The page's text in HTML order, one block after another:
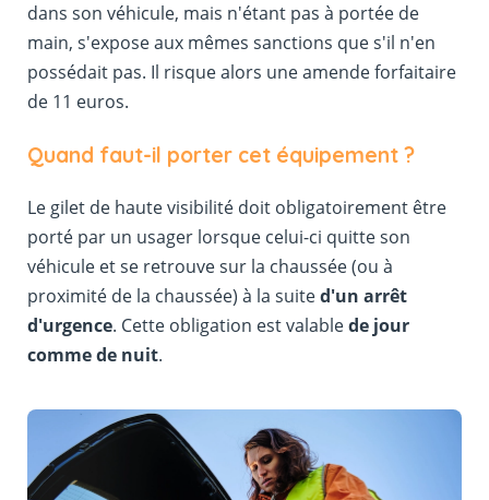
dans son véhicule, mais n'étant pas à portée de
main, s'expose aux mêmes sanctions que s'il n'en
possédait pas. Il risque alors une amende forfaitaire
de 11 euros.
Quand faut-il porter cet équipement ?
Le gilet de haute visibilité doit obligatoirement être
porté par un usager lorsque celui-ci quitte son
véhicule et se retrouve sur la chaussée (ou à
proximité de la chaussée) à la suited'un arrêt
d'urgence. Cette obligation est valablede jour
comme de nuit.